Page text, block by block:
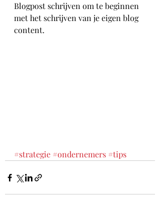
Blogpost schrijven om te beginnen
met het schrijven van je eigen blog
content.
#strategie #ondernemers #tips